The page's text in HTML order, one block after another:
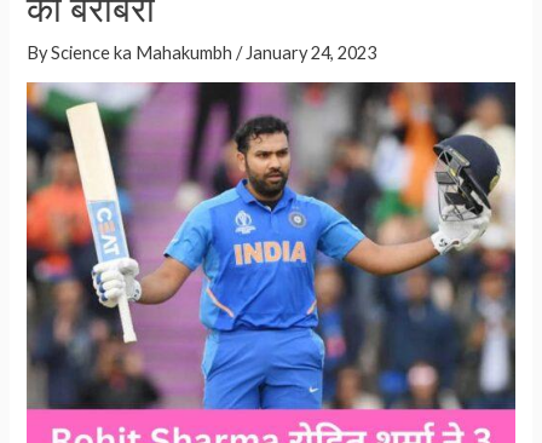
p
की बराबरी
ByScience ka Mahakumbh / January 24, 2023